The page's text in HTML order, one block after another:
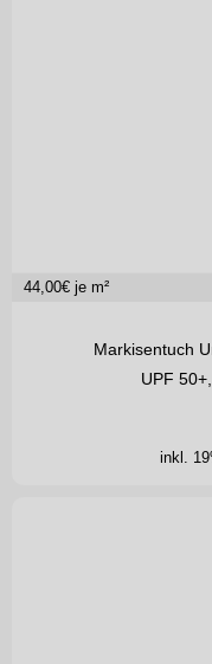
44,00€ je m²
Markisentuch
UPF
inkl.